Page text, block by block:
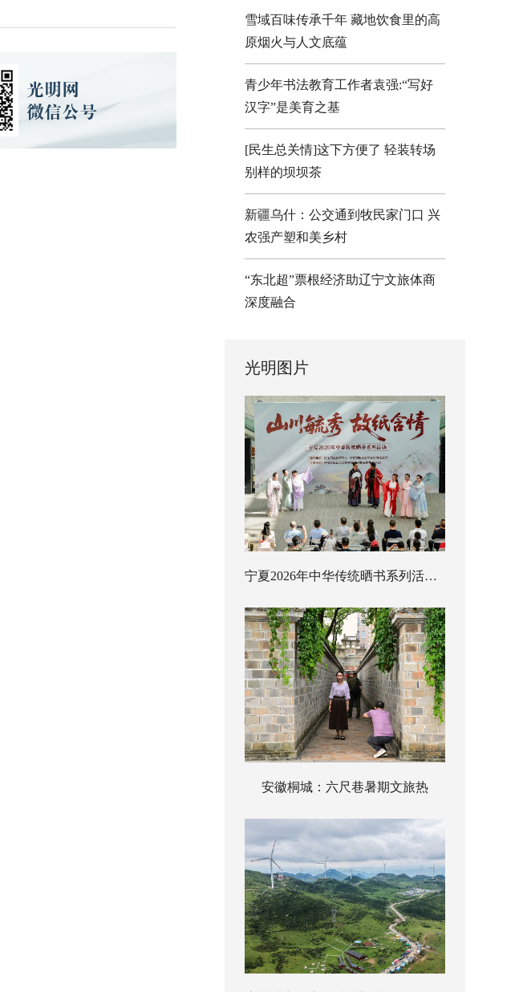
雪域百味传承千年 藏地饮食里的高
原烟火与人文底蕴
青少年书法教育工作者袁强:“写好
汉字”是美育之基
[民生总关情]这下方便了 轻装转场
别样的坝坝茶
新疆乌什：公交通到牧民家门口 兴
农强产塑和美乡村
“东北超”票根经济助辽宁文旅体商
深度融合
光明图片
宁夏2026年中华传统晒书系列活动启幕
安徽桐城：六尺巷暑期文旅热